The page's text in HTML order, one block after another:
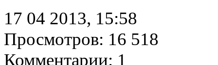
17 04 2013, 15:58
Просмотров: 16 518
Комментарии: 1